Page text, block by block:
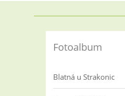
Fotoalbum
Blatná u Strakonic